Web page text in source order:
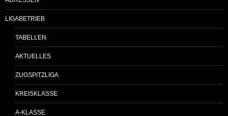
LIGABETRIEB
TABELLEN
AKTUELLES
ZUGSPITZLIGA
KREISKLASSE
A-KLASSE